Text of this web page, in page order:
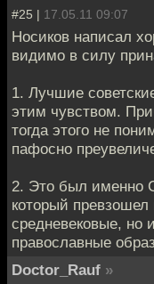
#25 | 17.05.11 09:07
Носиков написал
видимо в силу
1. Лучшие
этим чувством.
тогда этого не
пафосно
2. Это был именно
который превзошел
средневековые,
православные
Doctor_Rauf »